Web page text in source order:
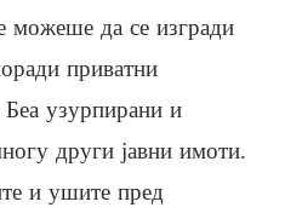
да се изгради
приватни
узурпирани и
други јавни имоти.
и ушите пред